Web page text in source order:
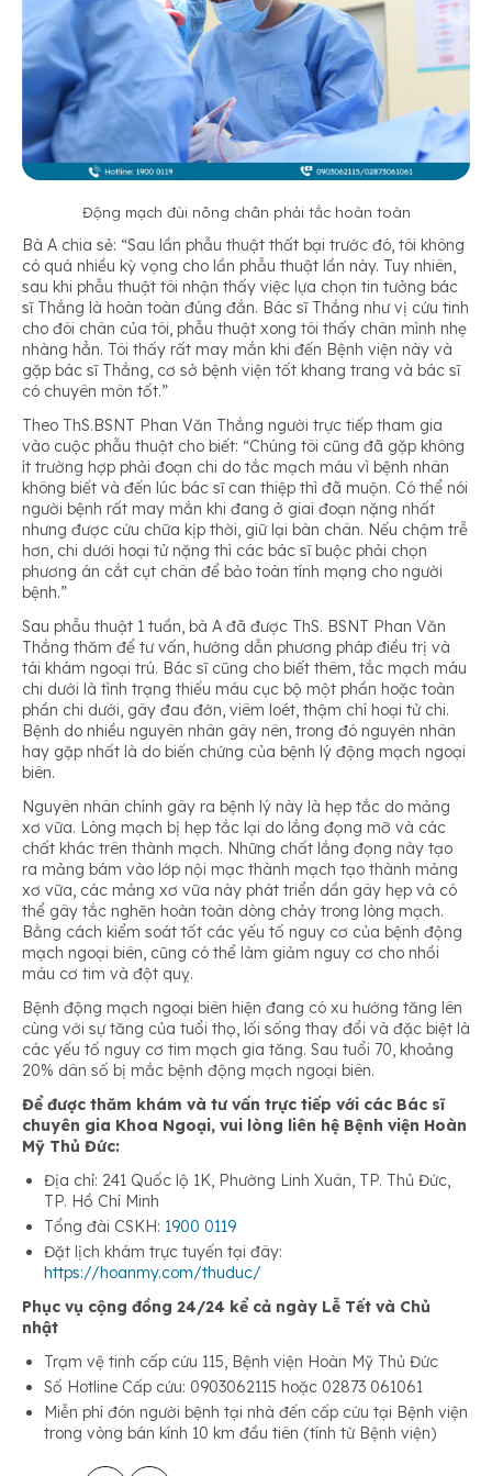
Động mạch đùi nông chân phải tắc hoàn toàn
Bà A chia sẻ: “Sau lần phẫu thuật thất bại trước đó, tôi không
có quá nhiều kỳ vọng cho lần phẫu thuật lần này. Tuy nhiên,
sau khi phẫu thuật tôi nhận thấy việc lựa chọn tin tưởng bác
sĩ Thắng là hoàn toàn đúng đắn. Bác sĩ Thắng như vị cứu tinh
cho đôi chân của tôi, phẫu thuật xong tôi thấy chân mình nhẹ
nhàng hẳn. Tôi thấy rất may mắn khi đến Bệnh viện này và
gặp bác sĩ Thắng, cơ sở bệnh viện tốt khang trang và bác sĩ
có chuyên môn tốt.”
Theo ThS.BSNT Phan Văn Thắng người trực tiếp tham gia
vào cuộc phẫu thuật cho biết: “Chúng tôi cũng đã gặp không
ít trường hợp phải đoạn chi do tắc mạch máu vì bệnh nhân
không biết và đến lúc bác sĩ can thiệp thì đã muộn. Có thể nói
người bệnh rất may mắn khi đang ở giai đoạn nặng nhất
nhưng được cứu chữa kịp thời, giữ lại bàn chân. Nếu chậm trễ
hơn, chi dưới hoại tử nặng thì các bác sĩ buộc phải chọn
phương án cắt cụt chân để bảo toàn tính mạng cho người
bệnh.”
Sau phẫu thuật 1 tuần, bà A đã được ThS. BSNT Phan Văn
Thắng thăm để tư vấn, hướng dẫn phương pháp điều trị và
tái khám ngoại trú. Bác sĩ cũng cho biết thêm, tắc mạch máu
chi dưới là tình trạng thiếu máu cục bộ một phần hoặc toàn
phần chi dưới, gây đau đớn, viêm loét, thậm chí hoại tử chi.
Bệnh do nhiều nguyên nhân gây nên, trong đó nguyên nhân
hay gặp nhất là do biến chứng của bệnh lý động mạch ngoại
biên.
Nguyên nhân chính gây ra bệnh lý này là hẹp tắc do mảng
xơ vữa. Lòng mạch bị hẹp tắc lại do lắng đọng mỡ và các
chất khác trên thành mạch. Những chất lắng đọng này tạo
ra mảng bám vào lớp nội mạc thành mạch tạo thành mảng
xơ vữa, các mảng xơ vữa này phát triển dần gây hẹp và có
thể gây tắc nghẽn hoàn toàn dòng chảy trong lòng mạch.
Bằng cách kiểm soát tốt các yếu tố nguy cơ của bệnh động
mạch ngoại biên, cũng có thể làm giảm nguy cơ cho nhồi
máu cơ tim và đột quỵ.
Bệnh động mạch ngoại biên hiện đang có xu hướng tăng lên
cùng với sự tăng của tuổi thọ, lối sống thay đổi và đặc biệt là
các yếu tố nguy cơ tim mạch gia tăng. Sau tuổi 70, khoảng
20% dân số bị mắc bệnh động mạch ngoại biên.
Để được thăm khám và tư vấn trực tiếp với các Bác sĩ
chuyên gia Khoa Ngoại, vui lòng liên hệ Bệnh viện Hoàn
Mỹ Thủ Đức:
Địa chỉ: 241 Quốc lộ 1K, Phường Linh Xuân, TP. Thủ Đức,
TP. Hồ Chí Minh
Tổng đài CSKH: 1900 0119
Đặt lịch khám trực tuyến tại đây:
https://hoanmy.com/thuduc/
Phục vụ cộng đồng 24/24 kể cả ngày Lễ Tết và Chủ
nhật
Trạm vệ tinh cấp cứu 115, Bệnh viện Hoàn Mỹ Thủ Đức
Số Hotline Cấp cứu: 0903062115 hoặc 02873 061061
Miễn phí đón người bệnh tại nhà đến cấp cứu tại Bệnh viện
trong vòng bán kính 10 km đầu tiên (tính từ Bệnh viện)